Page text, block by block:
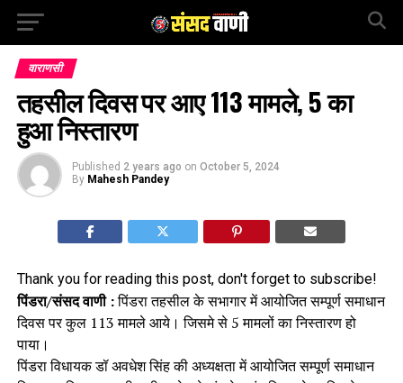
वाराणसी
तहसील दिवस पर आए 113 मामले, 5 का
हुआ निस्तारण
Published 2 years ago on October 5, 2024
By Mahesh Pandey
Thank you for reading this post, don't forget to subscribe!
पिंडरा/संसद वाणी :पिंडरा तहसील के सभागार में आयोजित सम्पूर्ण समाधान
दिवस पर कुल 113 मामले आये। जिसमे से 5 मामलों का निस्तारण हो
पाया।
पिंडरा विधायक डॉ अवधेश सिंह की अध्यक्षता में आयोजित सम्पूर्ण समाधान